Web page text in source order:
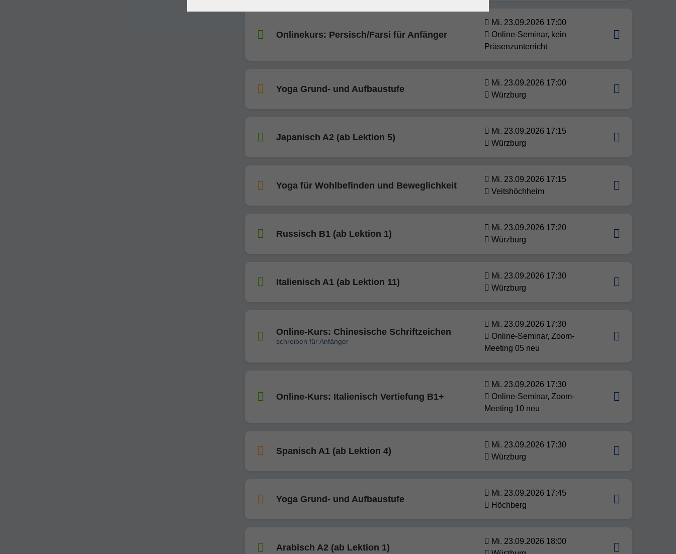
Onlinekurs: Persisch/Farsi für Anfänger
Mi. 23.09.2026 17:00
Online-Seminar, kein
Präsenzunterricht
Yoga Grund- und Aufbaustufe
Mi. 23.09.2026 17:00
Würzburg
Japanisch A2 (ab Lektion 5)
Mi. 23.09.2026 17:15
Würzburg
Yoga für Wohlbefinden und Beweglichkeit
Mi. 23.09.2026 17:15
Veitshöchheim
Russisch B1 (ab Lektion 1)
Mi. 23.09.2026 17:20
Würzburg
Italienisch A1 (ab Lektion 11)
Mi. 23.09.2026 17:30
Würzburg
Online-Kurs: Chinesische Schriftzeichen
schreiben für Anfänger
Mi. 23.09.2026 17:30
Online-Seminar, Zoom-
Meeting 05 neu
Online-Kurs: Italienisch Vertiefung B1+
Mi. 23.09.2026 17:30
Online-Seminar, Zoom-
Meeting 10 neu
Spanisch A1 (ab Lektion 4)
Mi. 23.09.2026 17:30
Würzburg
Yoga Grund- und Aufbaustufe
Mi. 23.09.2026 17:45
Höchberg
Arabisch A2 (ab Lektion 1)
Mi. 23.09.2026 18:00